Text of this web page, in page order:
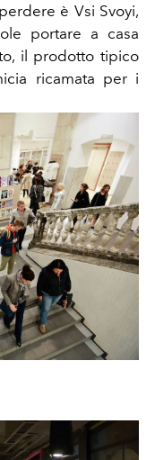
è Vsi Svoyi,
portare a casa
il prodotto tipico
ricamata per i